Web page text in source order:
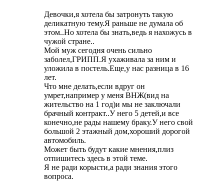
Девочки,я хотела бы затронуть такую
деликатную тему.Я раньше не думала об
этом..Но хотела бы знать,ведь я нахожусь в
чужой стране..
Мой муж сегодня очень сильно
заболел,ГРИПП.Я ухаживала за ним и
уложила в постель.Еще,у нас разница в 16
лет.
Что мне делать,если вдруг он
умрет,например у меня ВНЖ(вид на
жительство на 1 год)и мы не заключали
брачный контракт..У него 5 детей,и все
конечно,не рады нашему браку.У него свой
большой 2 этажный дом,хороший дорогой
автомобиль.
Может быть будут какие мнения,плиз
отпишитесь здесь в этой теме.
Я не ради корысти,а ради знания этого
вопроса.